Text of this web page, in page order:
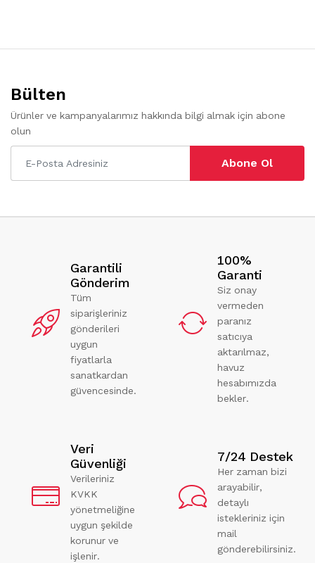
Bülten
Ürünler ve kampanyalarımız hakkında bilgi almak için abone
olun
Abone Ol
Garantili
Gönderim
Tüm
siparişleriniz
gönderileri
uygun
fiyatlarla
sanatkardan
güvencesinde.
100%
Garanti
Siz onay
vermeden
paranız
satıcıya
aktarılmaz,
havuz
hesabımızda
bekler.
Veri
Güvenliği
Verileriniz
KVKK
yönetmeliğine
uygun şekilde
korunur ve
işlenir.
7/24 Destek
Her zaman bizi
arayabilir,
detaylı
istekleriniz için
mail
gönderebilirsiniz.